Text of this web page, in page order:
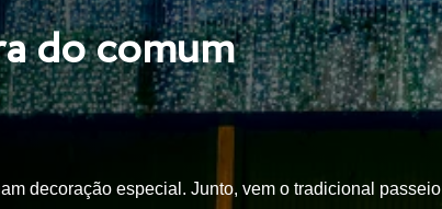
do comum
decoração especial. Junto, vem o tradicional passeio